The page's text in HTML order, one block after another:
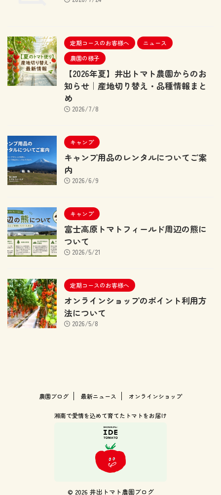
定期コースのお客様へ
ニュース
農園の様子
【2026年夏】井出トマト農園からのお
知らせ｜産地切り替え・品種情報まと
め
2026/7/8
キャンプ
キャンプ用品のレンタルについてご案
内
2026/6/9
キャンプ
富士高原トマトフィールド周辺の熊に
ついて
2026/5/21
定期コースのお客様へ
オンラインショップのポイント利用方
法について
2026/5/8
農園ブログ 最新ニュース オンラインショップ
湘南で愛情を込めて育てたトマトをお届け
© 2026 井出トマト農園ブログ